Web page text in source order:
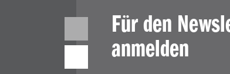
Für den
anmelden